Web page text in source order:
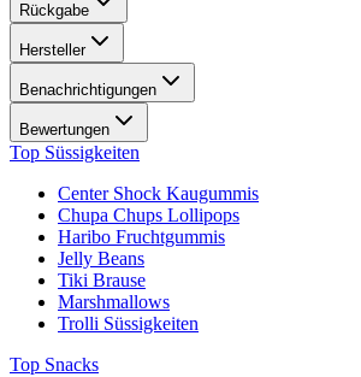
Rückgabe
Hersteller
Benachrichtigungen
Bewertungen
Top Süssigkeiten
Center Shock Kaugummis
Chupa Chups Lollipops
Haribo Fruchtgummis
Jelly Beans
Tiki Brause
Marshmallows
Trolli Süssigkeiten
Top Snacks